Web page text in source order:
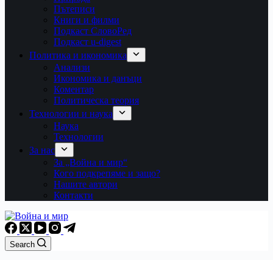
Пътеписи
Книги и филми
Подкаст СловоРед
Подкаст u-digest
Политика и икономика
Анализи
Икономика и данъци
Коментар
Политическа теория
Технологии и наука
Наука
Технологии
За нас
За „Война и мир“
Кого подкрепяме и защо?
Нашите автори
Контакти
Search